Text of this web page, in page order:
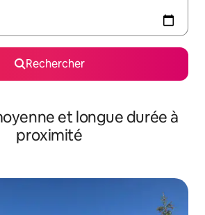
Rechercher
et longue durée à
proximité